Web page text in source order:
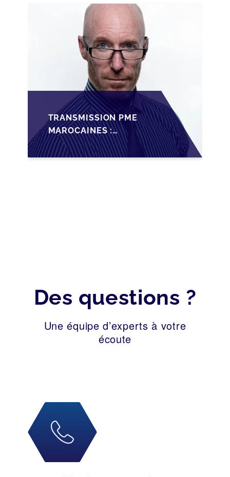
TRANSMISSION PME
MAROCAINES :
SÉCURISER LA
CESSION AVEC LES
Des questions ?
Une équipe d’experts à votre
écoute